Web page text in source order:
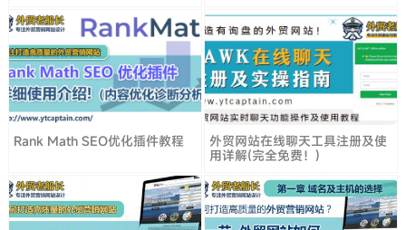
Rank Math SEO优化插件教程
外贸网站在线聊天工具注册及使
用详解(完全免费！)